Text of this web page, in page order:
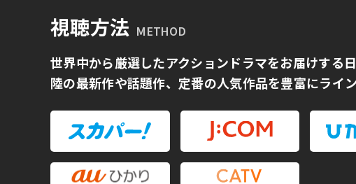
視聴方法 METHOD
世界中から厳選したアクションドラマをお届けする
陸の最新作や話題作、定番の人気作品を豊富にライ